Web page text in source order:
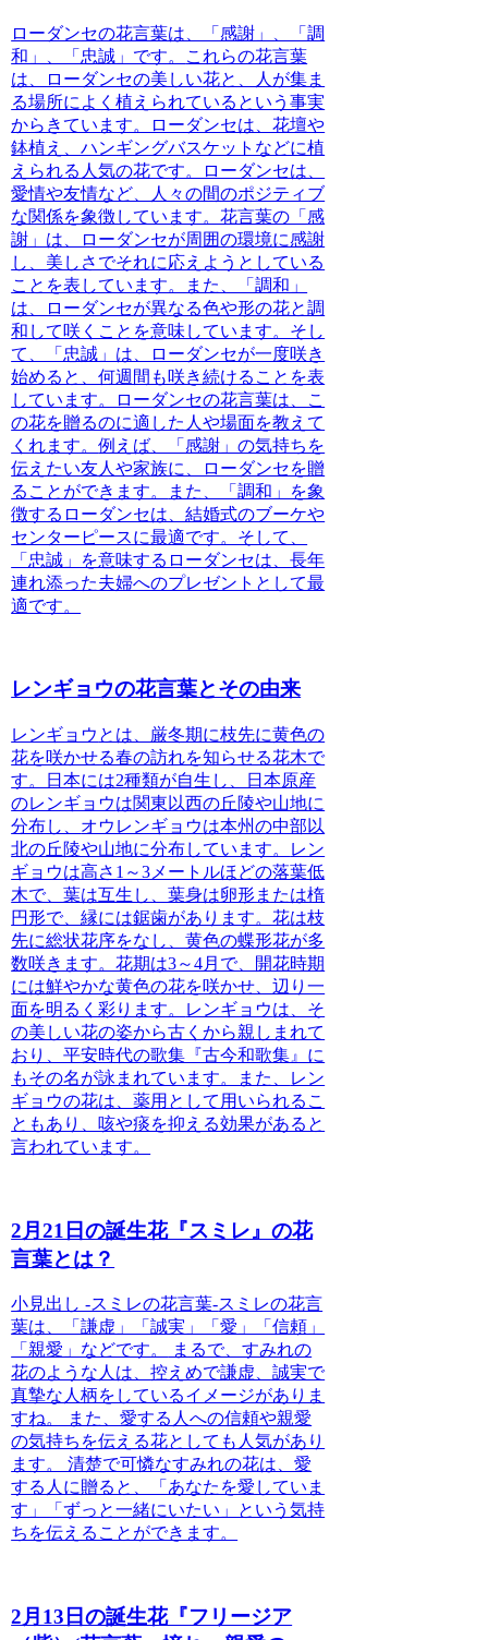
ローダンセの花言葉は、「感謝」、「調
和」、「忠誠」です。
これらの花言葉
は、ローダンセの美しい花と、人が集ま
る場所によく植えられているという事実
からきています。ローダンセは、花壇や
鉢植え、ハンギングバスケットなどに植
えられる人気の花です。ローダンセは、
愛情や友情など、人々の間のポジティブ
な関係を象徴しています。花言葉の「感
謝」は、ローダンセが周囲の環境に感謝
し、美しさでそれに応えようとしている
ことを表しています。また、「調和」
は、ローダンセが異なる色や形の花と調
和して咲くことを意味しています。そし
て、「忠誠」は、ローダンセが一度咲き
始めると、何週間も咲き続けることを表
しています。ローダンセの花言葉は、こ
の花を贈るのに適した人や場面を教えて
くれます。例えば、「感謝」の気持ちを
伝えたい友人や家族に、ローダンセを贈
ることができます。
また、「調和」を象
徴するローダンセは、結婚式のブーケや
センターピースに最適です。そして、
「忠誠」を意味するローダンセは、長年
連れ添った夫婦へのプレゼントとして最
適です。
レンギョウの花言葉とその由来
レンギョウ とは、厳冬期に枝先に黄色の
花を咲かせる春の訪れを知らせる花木で
す。日本には2種類が自生し、日本原産
のレンギョウは関東以西の丘陵や山地に
分布し、 オウレンギョウは本州の中部以
北の丘陵や山地に分布しています。
レン
ギョウは高さ1～3メートルほどの落葉低
木で、葉は互生し、葉身は卵形または楕
円形で、縁には鋸歯があります。花は枝
先に総状花序をなし、黄色の蝶形花が多
数咲きます。花期は3～4月で、開花時期
には鮮やかな黄色の花を咲かせ、辺り一
面を明るく彩ります。
レンギョウは、そ
の美しい花の姿から古くから親しまれて
おり、平安時代の歌集『古今和歌集』に
もその名が詠まれています。また、
レン
ギョウの花は、薬用として用いられるこ
ともあり、咳や痰を抑える効果があると
言われています。
2月21日の誕生花『スミレ』の花
言葉とは？
小見出し -スミレの花言葉-スミレの花言
葉は、「謙虚」「誠実」「愛」「信頼」
「親愛」などです。
まるで、すみれの
花のような人は、控えめで謙虚、誠実で
真摯な人柄をしているイメージがありま
すね。 また、愛する人への信頼や親愛
の気持ちを伝える花としても人気があり
ます。 清楚で可憐なすみれの花は、愛
する人に贈ると、「あなたを愛していま
す」「ずっと一緒にいたい」という気持
ちを伝えることができます。
2月13日の誕生花『フリージア